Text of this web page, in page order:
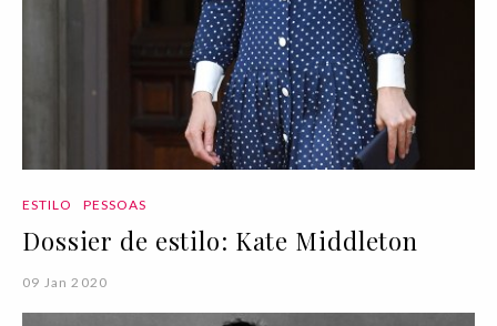
ESTILO PESSOAS
Dossier de estilo: Kate Middleton
09 Jan 2020